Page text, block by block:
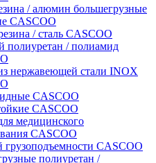
/ алюмин большегрузные
CASCOO
/ сталь CASCOO
полиуретан / полиамид
нержавеющей стали INOX
CASCOO
CASCOO
медицинского
CASCOO
грузоподъемности CASCOO
полиуретан /